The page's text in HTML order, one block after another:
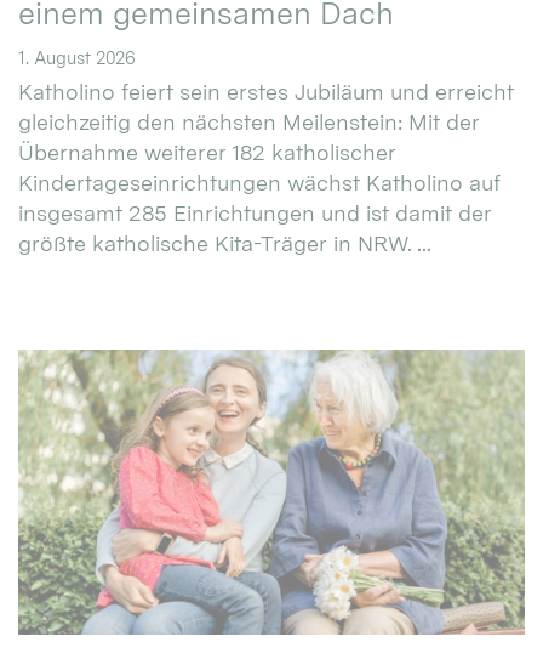
einem gemeinsamen Dach
1. August 2026
Katholino feiert sein erstes Jubiläum und erreicht
gleichzeitig den nächsten Meilenstein: Mit der
Übernahme weiterer 182 katholischer
Kindertageseinrichtungen wächst Katholino auf
insgesamt 285 Einrichtungen und ist damit der
größte katholische Kita-Träger in NRW. ...